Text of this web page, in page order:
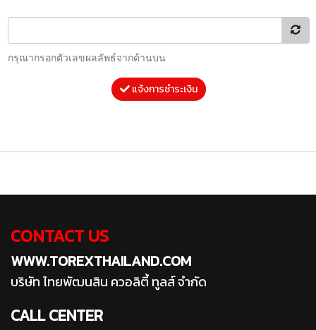
กรุณากรอกตัวเลขผลลัพธ์จากด้านบน
แจ้งการชำระเงิน
CONTACT US
WWW.TOREXTHAILAND.COM
บริษัท ไทยพัฒนสิน ควอลิตี้ ทูลส์ จำกัด
CALL CENTER